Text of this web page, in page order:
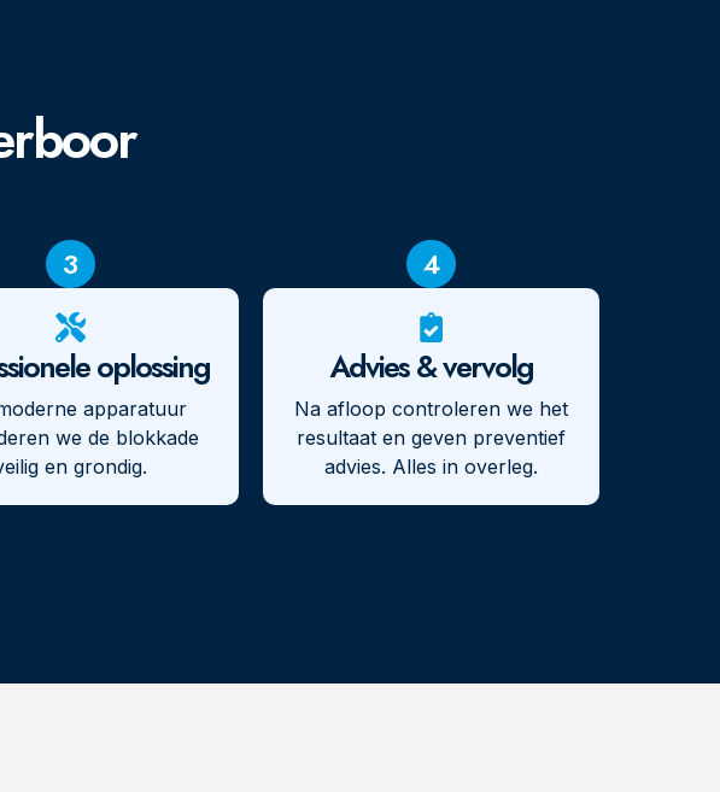
3
oplossing
apparatuur
we de blokkade
en grondig.
4
Advies & vervolg
Na afloop controleren we het
resultaat en geven preventief
advies. Alles in overleg.